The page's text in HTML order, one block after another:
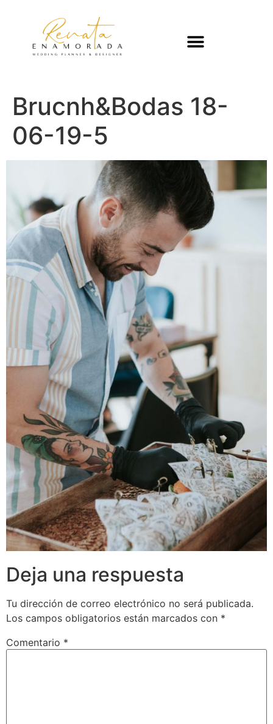
Brucnh&Bodas 18-
06-19-5
Deja una respuesta
Tu dirección de correo electrónico no será publicada.
Los campos obligatorios están marcados con *
Comentario *